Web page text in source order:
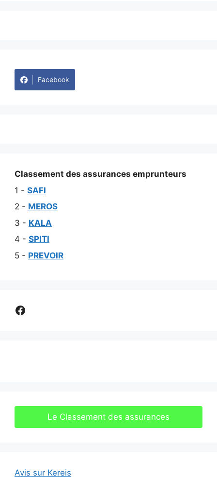
Facebook
Classement des assurances emprunteurs
1 - SAFI
2 - MEROS
3 - KALA
4 - SPITI
5 - PREVOIR
Comparer assurance
Le Classement des assurances
Avis sur Kereis